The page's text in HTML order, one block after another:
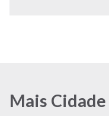
Mais Cidade